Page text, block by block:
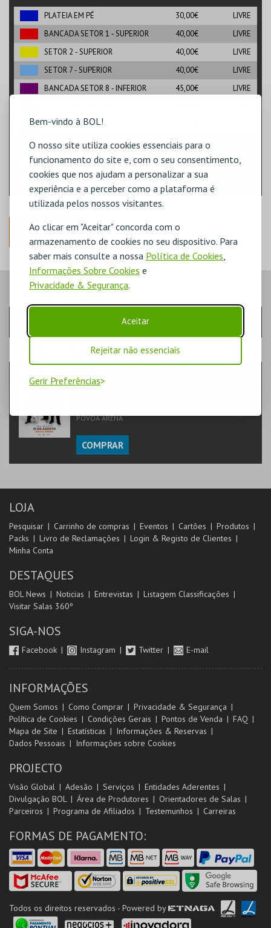
Bem-vindo à BOL!
O nosso site utiliza cookies essenciais para o
funcionamento do site e, com o seu consentimento,
cookies que nos ajudam a personalizar a sua
experiência e a perceber como a plataforma é
utilizada pelos nossos visitantes.
Ao clicar em "Aceitar" concorda com o
armazenamento de cookies no seu dispositivo. Para
saber mais consulte a nossa Política de Cookies
Informações Sobre Cookies e
Privacidade & Segurança.
Aceitar
Rejeitar não essenciais
Gerir Preferências
PLATEIA EM PÉ 30,00€
LIVRE
BANCADA SETOR 1 ‑ SUPERIOR
40,00€
LIVRE
SETOR 2 ‑ SUPERIOR
40,00€
LIVRE
SETOR 7 ‑ SUPERIOR
40,00€
LIVRE
BANCADA SETOR 8 ‑ INFERIOR
45,00€
LIVRE
MOBILIDADE REDUZIDA
BANCADA SETOR 1 ‑ INFERIOR
45,00€
SETOR 2 ‑ INFERIOR
45,00€
ESGOTADO
SETOR 7 ‑ INFERIOR
45,00€
ANTERIOR
SÁBADO | 15 AGO 2026 | 22:30
- EVENTO
GNR – 15 DE AGOSTO 2026
MÚSICA & FESTIVAIS | MÚSICA
PÓVOA ARENA
COMPRAR
LOJA
Pesquisar Carrinho de compras Eventos Cartões
Produtos
Packs
Livro de Reclamações
Login & Registo de Clientes
Minha Conta
DESTAQUES
BOL News Noticias Entrevistas
Listagem Classificações
Visitar Salas 360º
SIGA-NOS
Facebook Instagram Twitter E-mail
INFORMAÇÕES
Quem Somos Como Comprar
Privacidade & Segurança
Política de Cookies
Condições Gerais Pontos de Venda
FAQ
Mapa de Site
Estatísticas
Informações & Reservas
Dados Pessoais
Informações sobre Cookies
PROJECTO
Visão Global Adesão Serviços
Entidades Aderentes
Divulgação BOL
Área de Produtores
Orientadores de Salas
Parceiros
Programa de Afiliados Testemunhos Carreiras
FORMAS DE PAGAMENTO:
Todos os direitos reservados - Powered by ETNAGA